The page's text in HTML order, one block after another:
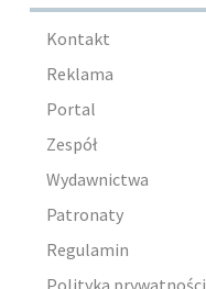
Kontakt
Reklama
Portal
Zespół
Wydawnictwa
Patronaty
Regulamin